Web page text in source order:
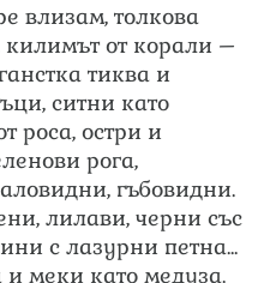
влизам, толкова
килимът от корали –
тиква и
ситни като
роса, остри и
рога,
гъбовидни.
лилави, черни със
с лазурни петна...
меки като медуза.